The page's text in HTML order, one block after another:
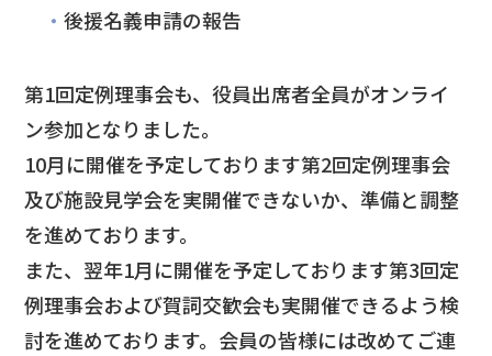
・後援名義申請の報告
第1回定例理事会も、役員出席者全員がオンライ
ン参加となりました。
10月に開催を予定しております第2回定例理事会
及び施設見学会を実開催できないか、準備と調整
を進めております。
また、翌年1月に開催を予定しております第3回定
例理事会および賀詞交歓会も実開催できるよう検
討を進めております。会員の皆様には改めてご連